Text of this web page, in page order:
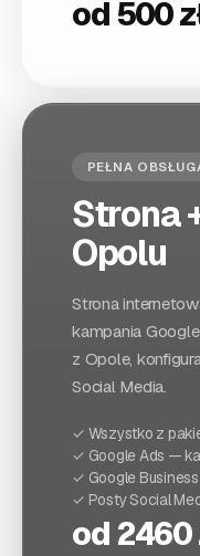
od 500
PEŁNA
Strona
Opolu
Strona
kampania
z Opole,
Social Media.
✓ Wszystko z
✓ Google Ads —
✓ Google
✓ Posty Social
od 2460